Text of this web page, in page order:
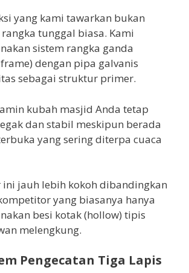
yang kami tawarkan bukan
tunggal biasa. Kami
sistem rangka ganda
dengan pipa galvanis
sebagai struktur primer.
kubah masjid Anda tetap
dan stabil meskipun berada
yang sering diterpa cuaca
jauh lebih kokoh dibandingkan
yang biasanya hanya
besi kotak (hollow) tipis
melengkung.
Pengecatan Tiga Lapis